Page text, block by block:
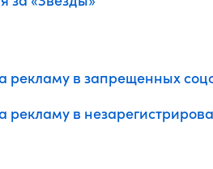
рекламу в запрещенных
рекламу в